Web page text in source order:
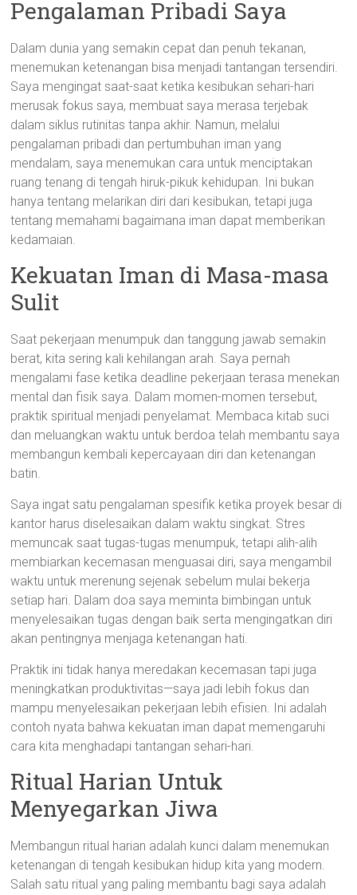
Pengalaman Pribadi Saya
Dalam dunia yang semakin cepat dan penuh tekanan,
menemukan ketenangan bisa menjadi tantangan tersendiri.
Saya mengingat saat-saat ketika kesibukan sehari-hari
merusak fokus saya, membuat saya merasa terjebak
dalam siklus rutinitas tanpa akhir. Namun, melalui
pengalaman pribadi dan pertumbuhan iman yang
mendalam, saya menemukan cara untuk menciptakan
ruang tenang di tengah hiruk-pikuk kehidupan. Ini bukan
hanya tentang melarikan diri dari kesibukan, tetapi juga
tentang memahami bagaimana iman dapat memberikan
kedamaian.
Kekuatan Iman di Masa-masa
Sulit
Saat pekerjaan menumpuk dan tanggung jawab semakin
berat, kita sering kali kehilangan arah. Saya pernah
mengalami fase ketika deadline pekerjaan terasa menekan
mental dan fisik saya. Dalam momen-momen tersebut,
praktik spiritual menjadi penyelamat. Membaca kitab suci
dan meluangkan waktu untuk berdoa telah membantu saya
membangun kembali kepercayaan diri dan ketenangan
batin.
Saya ingat satu pengalaman spesifik ketika proyek besar di
kantor harus diselesaikan dalam waktu singkat. Stres
memuncak saat tugas-tugas menumpuk, tetapi alih-alih
membiarkan kecemasan menguasai diri, saya mengambil
waktu untuk merenung sejenak sebelum mulai bekerja
setiap hari. Dalam doa saya meminta bimbingan untuk
menyelesaikan tugas dengan baik serta mengingatkan diri
akan pentingnya menjaga ketenangan hati.
Praktik ini tidak hanya meredakan kecemasan tapi juga
meningkatkan produktivitas—saya jadi lebih fokus dan
mampu menyelesaikan pekerjaan lebih efisien. Ini adalah
contoh nyata bahwa kekuatan iman dapat memengaruhi
cara kita menghadapi tantangan sehari-hari.
Ritual Harian Untuk
Menyegarkan Jiwa
Membangun ritual harian adalah kunci dalam menemukan
ketenangan di tengah kesibukan hidup kita yang modern.
Salah satu ritual yang paling membantu bagi saya adalah